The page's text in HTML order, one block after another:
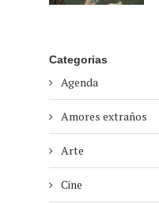
Categorias
Agenda
Amores extraños
Arte
Cine